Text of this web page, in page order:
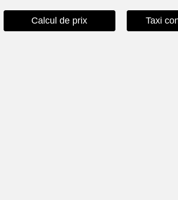
Calcul de prix Taxi